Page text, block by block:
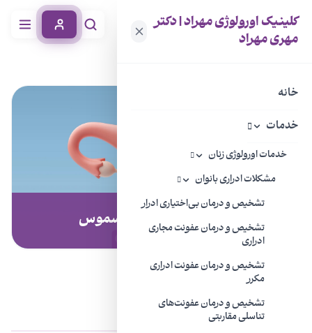
کلینیک اورولوژی مهراد | دکتر
مهری مهراد
خانه
خدمات
خدمات اورولوژی زنان
مشکلات ادراری بانوان
تشخیص و درمان بی‌اختیاری ادرار
تشخیص و درمان عفونت مجاری
ادراری
تشخیص و درمان عفونت ادراری
مکرر
تشخیص و درمان عفونت‌های
تناسلی مقاربتی
تشخیص و درمان واژینیسموس
واژینیسموس چیست؟